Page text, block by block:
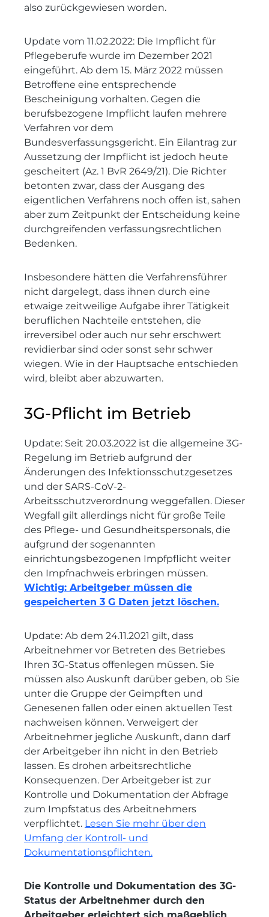
also zurückgewiesen worden.
Update vom 11.02.2022: Die Impflicht für
Pflegeberufe wurde im Dezember 2021
eingeführt. Ab dem 15. März 2022 müssen
Betroffene eine entsprechende
Bescheinigung vorhalten. Gegen die
berufsbezogene Impflicht laufen mehrere
Verfahren vor dem
Bundesverfassungsgericht. Ein Eilantrag zur
Aussetzung der Impflicht ist jedoch heute
gescheitert (Az. 1 BvR 2649/21). Die Richter
betonten zwar, dass der Ausgang des
eigentlichen Verfahrens noch offen ist, sahen
aber zum Zeit­punkt der Entscheidung keine
durchgreifenden verfassungsrechtlichen
Bedenken.
Insbesondere hätten die Verfahrensführer
nicht dargelegt, dass ihnen durch eine
etwaige zeitweilige Aufgabe ihrer Tätigkeit
beruflichen Nachteile entstehen, die
irreversibel oder auch nur sehr erschwert
revidierbar sind oder sonst sehr schwer
wiegen. Wie in der Hauptsache entschieden
wird, bleibt aber abzuwarten.
3G-Pflicht im Betrieb
Update: Seit 20.03.2022 ist die allgemeine 3G-
Regelung im Betrieb aufgrund der
Änderungen des Infektionsschutzgesetzes
und der SARS-CoV-2-
Arbeitsschutzverordnung weggefallen. Dieser
Wegfall gilt allerdings nicht für große Teile
des Pflege- und Gesundheitspersonals, die
aufgrund der sogenannten
einrichtungsbezogenen Impfpflicht weiter
den Impfnachweis erbringen müssen.
Wichtig: Arbeitgeber müssen die
gespeicherten 3 G Daten jetzt löschen.
Update: Ab dem 24.11.2021 gilt, dass
Arbeitnehmer vor Betreten des Betriebes
Ihren 3G-Status offenlegen müssen. Sie
müssen also Auskunft darüber geben, ob Sie
unter die Gruppe der Geimpften und
Genesenen fallen oder einen aktuellen Test
nachweisen können. Verweigert der
Arbeitnehmer jegliche Auskunft, dann darf
der Arbeitgeber ihn nicht in den Betrieb
lassen. Es drohen arbeitsrechtliche
Konsequenzen. Der Arbeitgeber ist zur
Kontrolle und Dokumentation der Abfrage
zum Impfstatus des Arbeitnehmers
verpflichtet. Lesen Sie mehr über den
Umfang der Kontroll- und
Dokumentationspflichten.
Die Kontrolle und Dokumentation des 3G-
Status der Arbeitnehmer durch den